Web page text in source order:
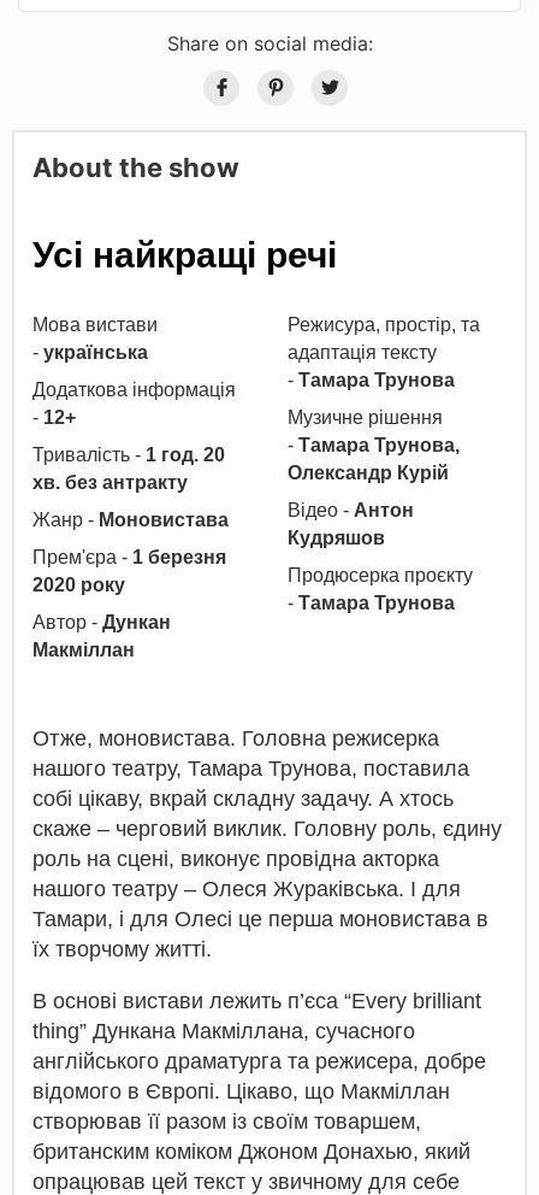
Share on social media:
About the show
Усі найкращі речі
Мова вистави
- українська
Додаткова інформація
- 12+
Тривалість - 1 год. 20
хв. без антракту
Жанр - Моновистава
Прем'єра - 1 березня
2020 року
Автор - Дункан
Макміллан
Режисура, простір, та
адаптація тексту
- Тамара Трунова
Музичне рішення
- Тамара Трунова,
Олександр Курій
Відео - Антон
Кудряшов
Продюсерка проєкту
- Тамара Трунова
Отже, моновистава. Головна режисерка
нашого театру, Тамара Трунова, поставила
собі цікаву, вкрай складну задачу. А хтось
скаже – черговий виклик. Головну роль, єдину
роль на сцені, виконує провідна акторка
нашого театру – Олеся Жураківська. І для
Тамари, і для Олесі це перша моновистава в
їх творчому житті.
В основі вистави лежить п’єса “Every brilliant
thing” Дункана Макміллана, сучасного
англійського драматурга та режисера, добре
відомого в Європі. Цікаво, що Макміллан
створював її разом із своїм товаршем,
британским коміком Джоном Донахью, який
опрацював цей текст у звичному для себе